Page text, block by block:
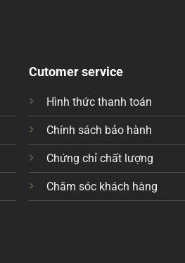
Cutomer service
Hình thức thanh toán
Chính sách bảo hành
Chứng chỉ chất lượng
Chăm sóc khách hàng